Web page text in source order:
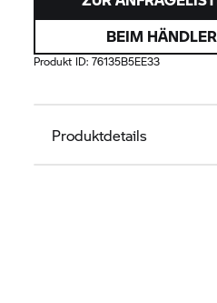
BEIM
Produkt ID:76135B5EE33
Produktdetails